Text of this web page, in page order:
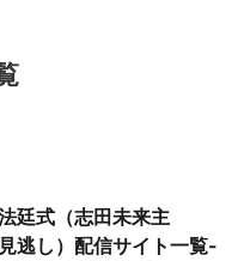
廷式（志田未来主
逃し）配信サイト一覧-